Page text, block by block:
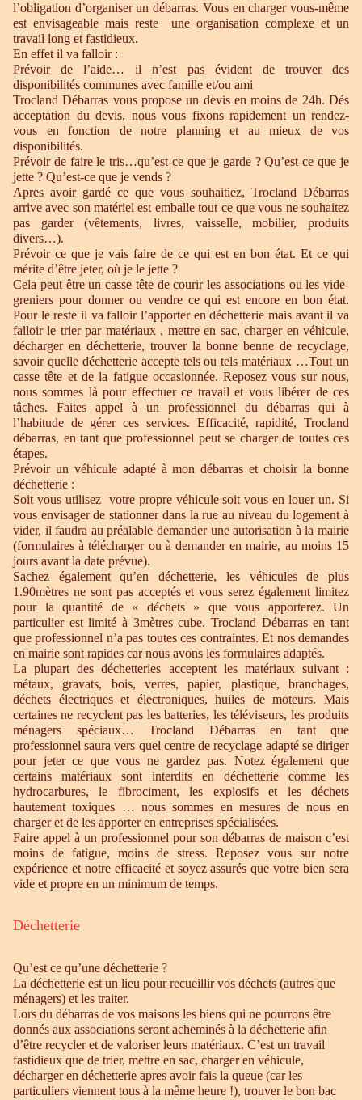
l’obligation d’organiser un débarras. Vous en charger vous-même
est envisageable mais reste une organisation complexe et un
travail long et fastidieux.
En effet il va falloir :
Prévoir de l’aide… il n’est pas évident de trouver des
disponibilités communes avec famille et/ou ami
Trocland Débarras vous propose un devis en moins de 24h. Dés
acceptation du devis, nous vous fixons rapidement un rendez-
vous en fonction de notre planning et au mieux de vos
disponibilités.
Prévoir de faire le tris…qu’est-ce que je garde ? Qu’est-ce que je
jette ? Qu’est-ce que je vends ?
Apres avoir gardé ce que vous souhaitiez, Trocland Débarras
arrive avec son matériel est emballe tout ce que vous ne souhaitez
pas garder (vêtements, livres, vaisselle, mobilier, produits
divers…).
Prévoir ce que je vais faire de ce qui est en bon état. Et ce qui
mérite d’être jeter, où je le jette ?
Cela peut être un casse tête de courir les associations ou les vide-
greniers pour donner ou vendre ce qui est encore en bon état.
Pour le reste il va falloir l’apporter en déchetterie mais avant il va
falloir le trier par matériaux , mettre en sac, charger en véhicule,
décharger en déchetterie, trouver la bonne benne de recyclage,
savoir quelle déchetterie accepte tels ou tels matériaux …Tout un
casse tête et de la fatigue occasionnée. Reposez vous sur nous,
nous sommes là pour effectuer ce travail et vous libérer de ces
tâches. Faites appel à un professionnel du débarras qui à
l’habitude de gérer ces services. Efficacité, rapidité, Trocland
débarras, en tant que professionnel peut se charger de toutes ces
étapes.
Prévoir un véhicule adapté à mon débarras et choisir la bonne
déchetterie :
Soit vous utilisez votre propre véhicule soit vous en louer un. Si
vous envisager de stationner dans la rue au niveau du logement à
vider, il faudra au préalable demander une autorisation à la mairie
(formulaires à télécharger ou à demander en mairie, au moins 15
jours avant la date prévue).
Sachez également qu’en déchetterie, les véhicules de plus
1.90mètres ne sont pas acceptés et vous serez également limitez
pour la quantité de « déchets » que vous apporterez. Un
particulier est limité à 3mètres cube. Trocland Débarras en tant
que professionnel n’a pas toutes ces contraintes. Et nos demandes
en mairie sont rapides car nous avons les formulaires adaptés.
La plupart des déchetteries acceptent les matériaux suivant :
métaux, gravats, bois, verres, papier, plastique, branchages,
déchets électriques et électroniques, huiles de moteurs. Mais
certaines ne recyclent pas les batteries, les téléviseurs, les produits
ménagers spéciaux… Trocland Débarras en tant que
professionnel saura vers quel centre de recyclage adapté se diriger
pour jeter ce que vous ne gardez pas. Notez également que
certains matériaux sont interdits en déchetterie comme les
hydrocarbures, le fibrociment, les explosifs et les déchets
hautement toxiques … nous sommes en mesures de nous en
charger et de les apporter en entreprises spécialisées.
Faire appel à un professionnel pour son débarras de maison c’est
moins de fatigue, moins de stress. Reposez vous sur notre
expérience et notre efficacité et soyez assurés que votre bien sera
vide et propre en un minimum de temps.
Déchetterie
Qu’est ce qu’une déchetterie ?
La déchetterie est un lieu pour recueillir vos déchets (autres que
ménagers) et les traiter.
Lors du débarras de vos maisons les biens qui ne pourrons être
donnés aux associations seront acheminés à la déchetterie afin
d’être recycler et de valoriser leurs matériaux. C’est un travail
fastidieux que de trier, mettre en sac, charger en véhicule,
décharger en déchetterie apres avoir fais la queue (car les
particuliers viennent tous à la même heure !), trouver le bon bac